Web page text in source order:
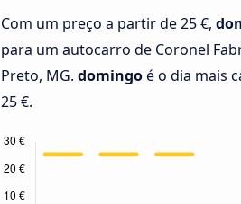
Com um preço a partir de 25 €,
para um autocarro de Coronel
Preto, MG. domingoé o dia mais
25 €.